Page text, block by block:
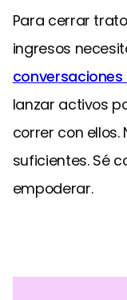
Para cerrar
ingresos
lanzar activos
correr con
suficientes. Sé
empoderar.